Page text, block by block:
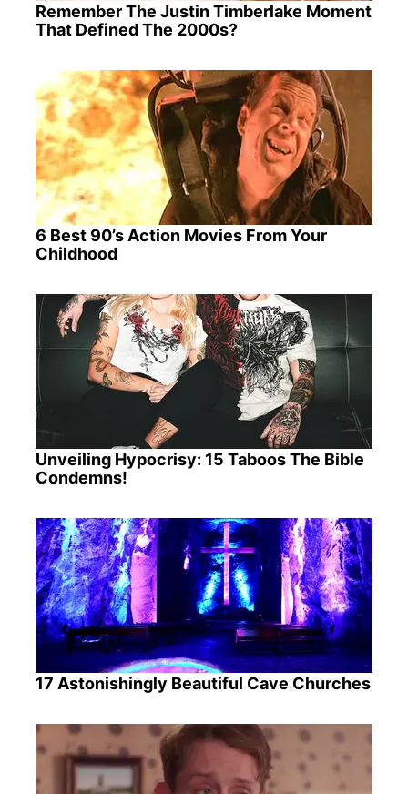
Remember The Justin Timberlake Moment
That Defined The 2000s?
6 Best 90’s Action Movies From Your
Childhood
Unveiling Hypocrisy: 15 Taboos The Bible
Condemns!
17 Astonishingly Beautiful Cave Churches